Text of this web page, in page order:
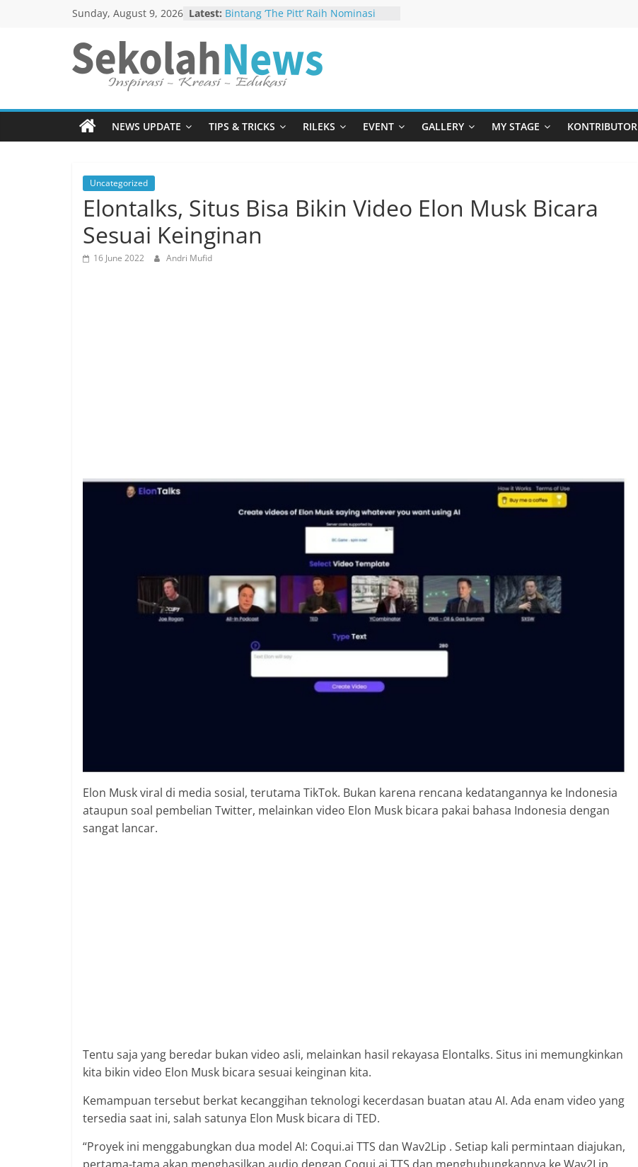
Sunday, August 9, 2026 Latest: Bintang ‘The Pitt’ Raih Nominasi
Mengajukan Diri Sendiri
Satu Studio Heboh Lihat UFO Jatuh
Di Madura Dalam “FOUFO”
“Goat” Menjadi Sensasi Terbaru di
Ketawa Sambil Nangis
Sesenggukan Dalam “Kado Untuk
Ibu”
SekolahNews.com
Menebar
Berita
Baik
NEWS UPDATE TIPS & TRICKS RILEKS EVENT GALLERY MY STAGE KONTRIBUTOR
Uncategorized
Elontalks, Situs Bisa Bikin Video Elon Musk Bicara
Sesuai Keinginan
16 June 2022 Andri Mufid
Elon Musk viral di media sosial, terutama TikTok. Bukan karena rencana kedatangannya ke Indonesia
ataupun soal pembelian Twitter, melainkan video Elon Musk bicara pakai bahasa Indonesia dengan
sangat lancar.
Tentu saja yang beredar bukan video asli, melainkan hasil rekayasa Elontalks. Situs ini memungkinkan
kita bikin video Elon Musk bicara sesuai keinginan kita.
Kemampuan tersebut berkat kecanggihan teknologi kecerdasan buatan atau AI. Ada enam video yang
tersedia saat ini, salah satunya Elon Musk bicara di TED.
“Proyek ini menggabungkan dua model AI: Coqui.ai TTS dan Wav2Lip . Setiap kali permintaan diajukan,